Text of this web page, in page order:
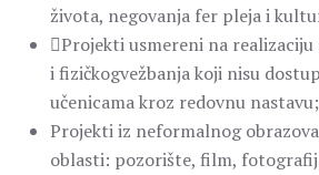
života, negovanja fer pleja i
Projekti usmereni na
i fizičkogvežbanja koji nisu
učenicama kroz redovnu nastavu;
Projekti iz neformalnog
oblasti: pozorište, film,